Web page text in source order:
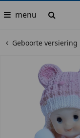
menu
Geboorte versiering